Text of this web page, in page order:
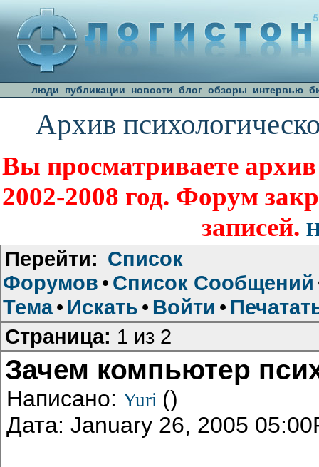
люди публикации новости блог обзоры интервью
Архив
Вы просматриваете
2002-2008 год. Форум
записей.
Перейти: Список
Форумов • Список Сообщений
Тема• Искать • Войти •
Страница: 1 из 2
Зачем компьютер
Написано: Yuri ()
Дата: January 26, 2005